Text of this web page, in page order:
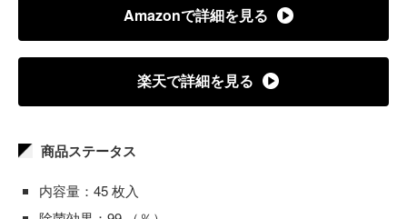
Amazonで詳細を見る
楽天で詳細を見る
商品ステータス
内容量：45 枚入